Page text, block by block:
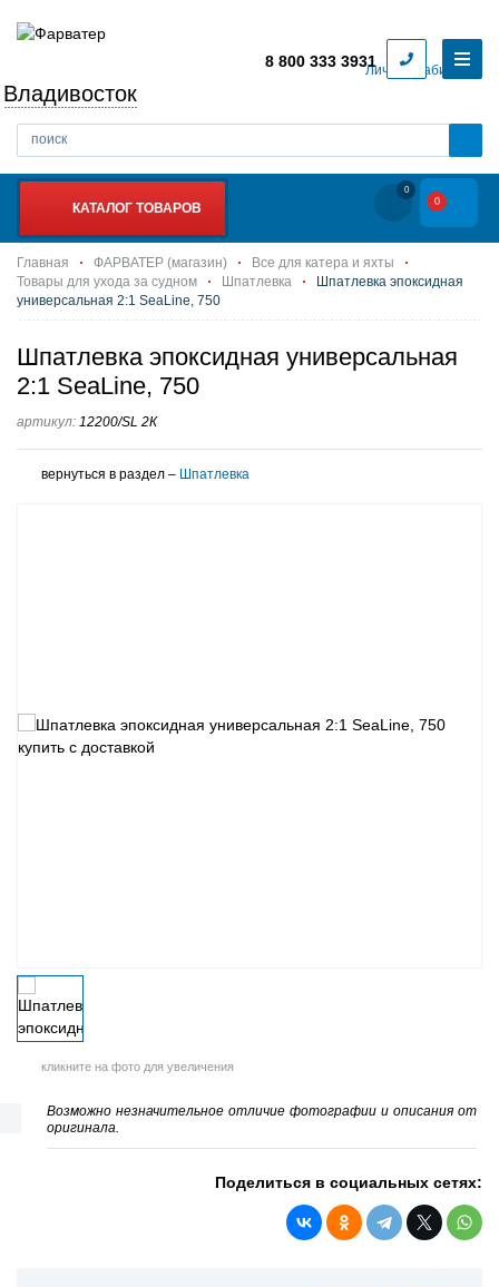
Личный кабинет
Владивосток
8 800 333 3931
КАТАЛОГ ТОВАРОВ
0
0
Главная ФАРВАТЕР (магазин)
Все для катера и яхты
Товары для ухода за судном
Шпатлевка
Шпатлевка эпоксидная
универсальная 2:1 SeaLine, 750
Шпатлевка эпоксидная универсальная
2:1 SeaLine, 750
артикул: 12200/SL 2К
вернуться в раздел – Шпатлевка
кликните на фото для увеличения
Возможно незначительное отличие фотографии и описания от
оригинала.
Поделиться в социальных сетях: